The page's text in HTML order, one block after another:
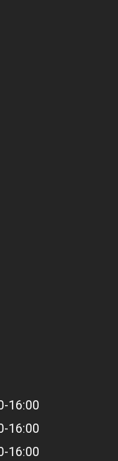
16:00
16:00
16:00